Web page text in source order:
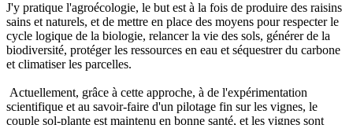
J'y pratique l'agroécologie, le but est à la fois de produire des raisins
sains et naturels, et de mettre en place des moyens pour respecter le
cycle logique de la biologie, relancer la vie des sols, générer de la
biodiversité, protéger les ressources en eau et séquestrer du carbone
et climatiser les parcelles.
Actuellement, grâce à cette approche, à de l'expérimentation
scientifique et au savoir-faire d'un pilotage fin sur les vignes, le
couple sol-plante est maintenu en bonne santé, et les vignes sont